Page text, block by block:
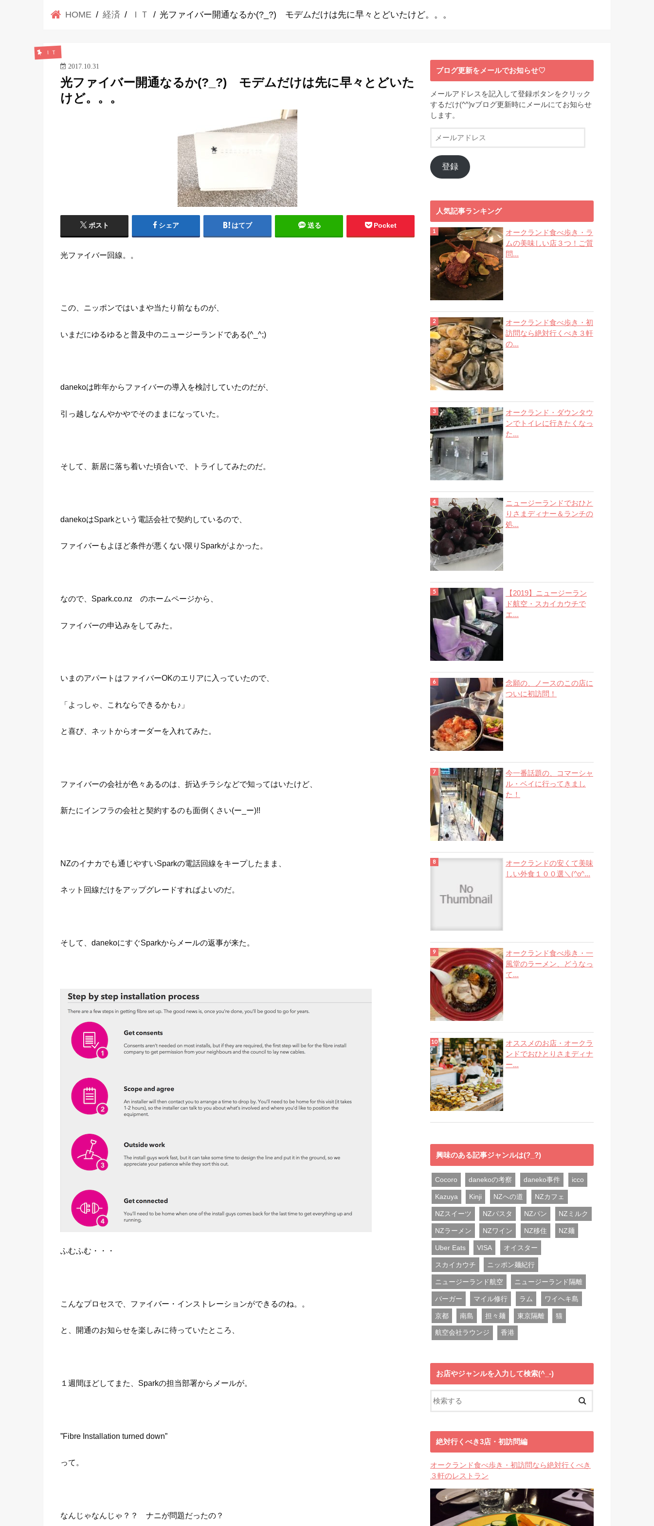
HOME 経済 ＩＴ 光ファイバー開通なるか(?_?) モデムだけは先に早々とどいたけど。。。
ＩＴ
2017.10.31
光ファイバー開通なるか(?_?) モデムだけは先に早々とどいた
けど。。。
ポスト シェア はてブ 送る Pocket
光ファイバー回線。。
この、ニッポンではいまや当たり前なものが、
いまだにゆるゆると普及中のニュージーランドである(^_^;)
danekoは昨年からファイバーの導入を検討していたのだが、
引っ越しなんやかやでそのままになっていた。
そして、新居に落ち着いた頃合いで、トライしてみたのだ。
danekoはSparkという電話会社で契約しているので、
ファイバーもよほど条件が悪くない限りSparkがよかった。
なので、Spark.co.nz のホームページから、
ファイバーの申込みをしてみた。
いまのアパートはファイバーOKのエリアに入っていたので、
「よっしゃ、これならできるかも♪」
と喜び、ネットからオーダーを入れてみた。
ファイバーの会社が色々あるのは、折込チラシなどで知ってはいたけど、
新たにインフラの会社と契約するのも面倒くさい(ー_ー)!!
NZのイナカでも通じやすいSparkの電話回線をキープしたまま、
ネット回線だけをアップグレードすればよいのだ。
そして、danekoにすぐSparkからメールの返事が来た。
ふむふむ・・・
こんなプロセスで、ファイバー・インストレーションができるのね。。
と、開通のお知らせを楽しみに待っていたところ、
１週間ほどしてまた、Sparkの担当部署からメールが。
”Fibre Installation turned down”
って。
なんじゃなんじゃ？？ ナニが問題だったの？
ブログ更新をメールでお知らせ♡
メールアドレスを記入して登録ボタンをクリック
するだけ(^^)vブログ更新時にメールにてお知らせ
します。
ー
ア
ド
登録
人気記事ランキング
オークランド食べ歩き・ラ
ムの美味しい店３つ！ご質
問...
オークランド食べ歩き・初
訪問なら絶対行くべき３軒
の...
オークランド・ダウンタウ
ンでトイレに行きたくなっ
た...
ニュージーランドでおひと
りさまディナー＆ランチの
処...
【2019】ニュージーラン
ド航空・スカイカウチで
エ...
念願の、ノースのこの店に
ついに初訪問！
今一番話題の、コマーシャ
ル・ベイに行ってきまし
た！
オークランドの安くて美味
しい外食１００選＼(^o^...
オークランド食べ歩き・一
風堂のラーメン、どうなっ
て...
オススメのお店・オークラ
ンドでおひとりさまディナ
ー...
興味のある記事ジャンルは(?_?)
Cocoro danekoの考察 daneko事件 icco
Kazuya Kinji NZへの道 NZカフェ
NZスイーツ NZパスタ NZパン NZミルク
NZラーメン NZワイン NZ移住 NZ麺
Uber Eats VISA オイスター
スカイカウチ ニッポン麺紀行
ニュージーランド航空 ニュージーランド隔離
バーガー マイル修行 ラム ワイヘキ島
京都 南島 担々麺 東京隔離 猫
航空会社ラウンジ 香港
お店やジャンルを入力して検索(^_-)
絶対行くべき3店・初訪問編
オークランド食べ歩き・初訪問なら絶対行くべき
３軒のレストラン